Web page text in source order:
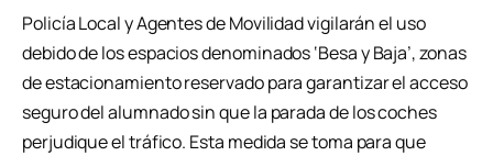
Policía Local y Agentes de Movilidad vigilarán el uso
debido de los espacios denominados ‘Besa y Baja’, zonas
de estacionamiento reservado para garantizar el acceso
seguro del alumnado sin que la parada de los coches
perjudique el tráfico. Esta medida se toma para que